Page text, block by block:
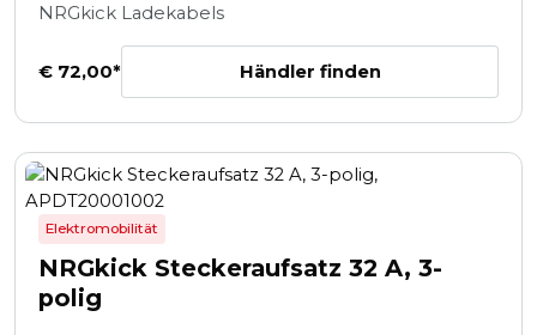
NRGkick Ladekabels
€ 72,00* Händler finden
Elektromobilität
NRGkick Steckeraufsatz 32 A, 3-
polig